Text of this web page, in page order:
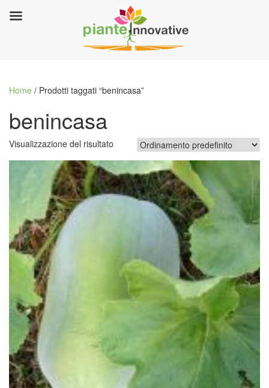
Home / Prodotti taggati “benincasa”
benincasa
Visualizzazione del risultato